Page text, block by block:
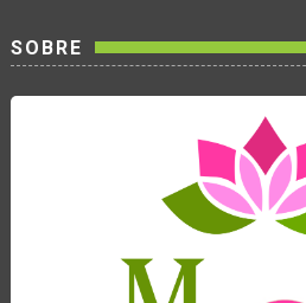
SOBRE